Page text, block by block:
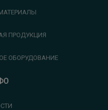
ПРОДУКЦИЯ
ОБОРУДОВАНИЕ